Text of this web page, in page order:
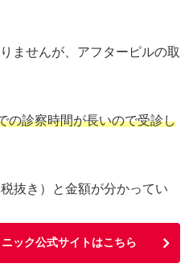
ませんが、アフターピルの取
の診察時間が長いので受診し
抜き）と金額が分かってい
ック公式サイトはこちら